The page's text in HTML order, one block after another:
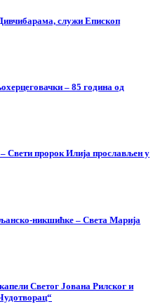
служи Епископ
– 85 година од
Свети пророк Илија прослављен у
никшићке – Света Марија
Светог Јована Рилског и